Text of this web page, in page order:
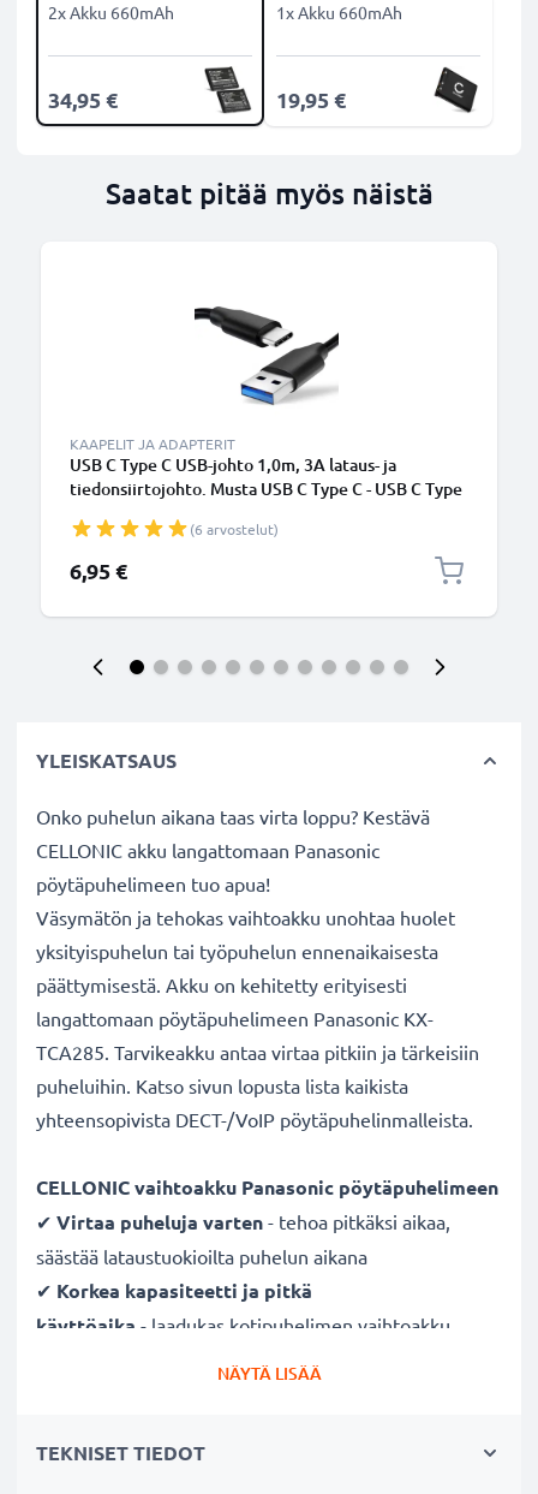
2x Akku 660mAh
34,95 €
1x Akku 660mAh
19,95 €
Saatat pitää myös näistä
KAAPELIT JA ADAPTERIT
USB C Type C USB-johto 1,0m, 3A lataus- ja
tiedonsiirtojohto. Musta USB C Type C - USB C Type
(6 arvostelut)
6,95 €
YLEISKATSAUS
Onko puhelun aikana taas virta loppu? Kestävä
CELLONIC akku langattomaan Panasonic
pöytäpuhelimeen tuo apua!
Väsymätön ja tehokas vaihtoakku unohtaa huolet
yksityispuhelun tai työpuhelun ennenaikaisesta
päättymisestä. Akku on kehitetty erityisesti
langattomaan pöytäpuhelimeen Panasonic KX-
TCA285. Tarvikeakku antaa virtaa pitkiin ja tärkeisiin
puheluihin. Katso sivun lopusta lista kaikista
yhteensopivista DECT-/VoIP pöytäpuhelinmalleista.
CELLONIC vaihtoakku Panasonic pöytäpuhelimeen
✔ Virtaa puheluja varten - tehoa pitkäksi aikaa,
säästää lataustuokioilta puhelun aikana
✔ Korkea kapasiteetti ja pitkä
käyttöaika - laadukas kotipuhelimen vaihtoakku
vaikutusta muistiin
NÄYTÄ LISÄÄ
TEKNISET TIEDOT